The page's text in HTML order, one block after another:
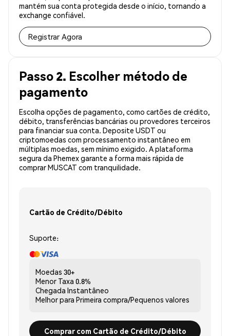
mantém sua conta protegida desde o início, tornando a
exchange confiável.
Registrar Agora
Passo 2. Escolher método de
pagamento
Escolha opções de pagamento, como cartões de crédito,
débito, transferências bancárias ou provedores terceiros
para financiar sua conta. Deposite USDT ou
criptomoedas com processamento instantâneo em
múltiplas moedas, sem mínimo exigido. A plataforma
segura da Phemex garante a forma mais rápida de
comprar MUSCAT com tranquilidade.
Cartão de Crédito/Débito
Suporte:
Moedas 30+
Menor Taxa 0.8%
Chegada Instantâneo
Melhor para Primeira compra/Pequenos valores
Comprar com Cartão de Crédito/Débito